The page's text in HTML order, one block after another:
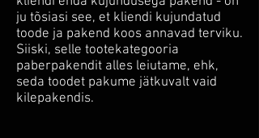
ju tõsiasi see, et kliendi kujundatud
toode ja pakend koos annavad terviku.
Siiski, selle tootekategooria
paberpakendit alles leiutame, ehk,
seda toodet pakume jätkuvalt vaid
kilepakendis.